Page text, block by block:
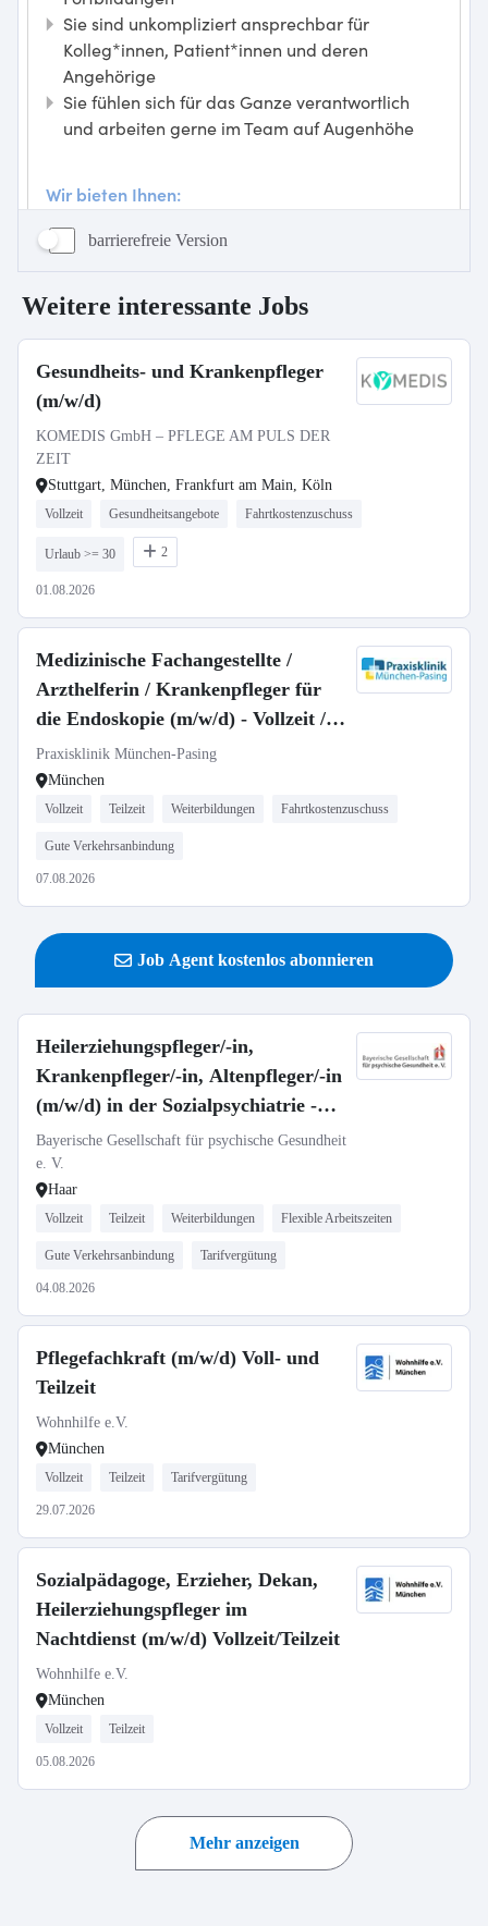
barrierefreie Version
Weitere interessante Jobs
Gesundheits- und Krankenpfleger
(m/w/d)
KOMEDIS GmbH – PFLEGE AM PULS DER
ZEIT
Stuttgart, München, Frankfurt am Main, Köln
Vollzeit Gesundheitsangebote Fahrtkostenzuschuss
Urlaub >= 30 2
01.08.2026
Medizinische Fachangestellte /
Arzthelferin / Krankenpfleger für
die Endoskopie (m/w/d) - Vollzeit /
Teilzeit
Praxisklinik München-Pasing
München
Vollzeit Teilzeit Weiterbildungen Fahrtkostenzuschuss
Gute Verkehrsanbindung
07.08.2026
Job Agent kostenlos abonnieren
Heilerziehungspfleger/-in,
Krankenpfleger/-in, Altenpfleger/-in
(m/w/d) in der Sozialpsychiatrie -
Vollzeit / Teilzeit
Bayerische Gesellschaft für psychische Gesundheit
e. V.
Haar
Vollzeit Teilzeit Weiterbildungen Flexible Arbeitszeiten
Gute Verkehrsanbindung Tarifvergütung
04.08.2026
Pflegefachkraft (m/w/d) Voll- und
Teilzeit
Wohnhilfe e.V.
München
Vollzeit Teilzeit Tarifvergütung
29.07.2026
Sozialpädagoge, Erzieher, Dekan,
Heilerziehungspfleger im
Nachtdienst (m/w/d) Vollzeit/Teilzeit
Wohnhilfe e.V.
München
Vollzeit Teilzeit
05.08.2026
Mehr anzeigen